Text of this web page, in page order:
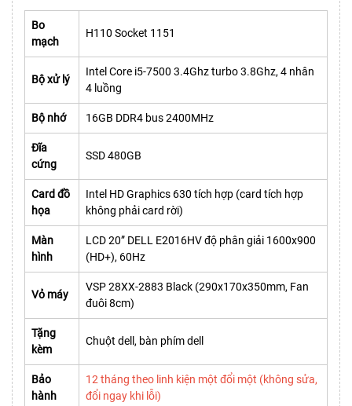
Bo
mạch
H110 Socket 1151
Bộ xử lý
Intel Core i5-7500 3.4Ghz turbo 3.8Ghz, 4 nhân
4 luồng
Bộ nhớ 16GB DDR4 bus 2400MHz
Đĩa
cứng
SSD 480GB
Card đồ
họa
Intel HD Graphics 630 tích hợp (card tích hợp
không phải card rời)
Màn
hình
LCD 20” DELL E2016HV độ phân giải 1600x900
(HD+), 60Hz
Vỏ máy
VSP 28XX-2883 Black (290x170x350mm, Fan
đuôi 8cm)
Tặng
kèm
Chuột dell, bàn phím dell
Bảo
hành
12 tháng theo linh kiện một đổi một (không sửa,
đổi ngay khi lỗi)